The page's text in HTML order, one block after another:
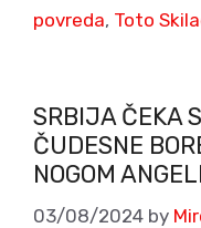
povreda, Toto
SRBIJA ČEKA
ČUDESNE
NOGOM
03/08/2024 by